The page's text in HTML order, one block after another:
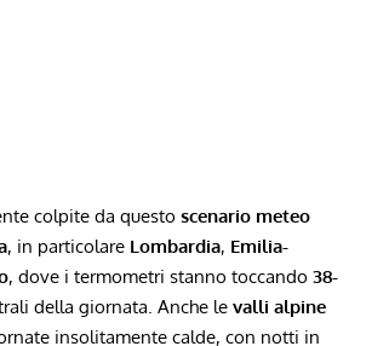
colpite da questo scenario meteo
, in particolare Lombardia, Emilia-
, dove i termometri stanno toccando 38-
della giornata. Anche le valli alpine
insolitamente calde, con notti in